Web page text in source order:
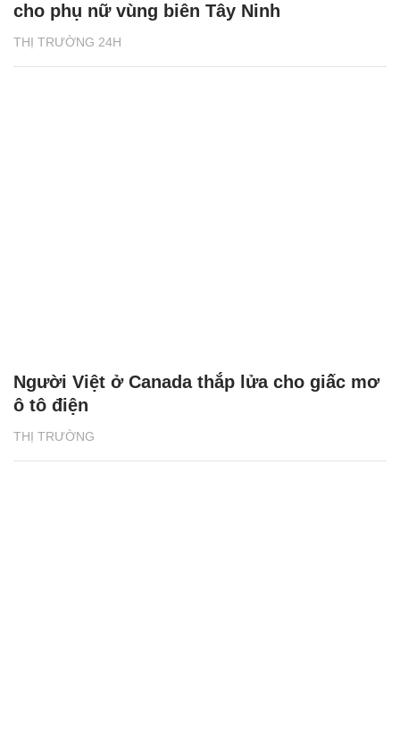
THỊ TRƯỜNG 24H
cho phụ nữ vùng biên Tây Ninh
THỊ TRƯỜNG
Người Việt ở Canada thắp lửa cho giấc mơ
ô tô điện